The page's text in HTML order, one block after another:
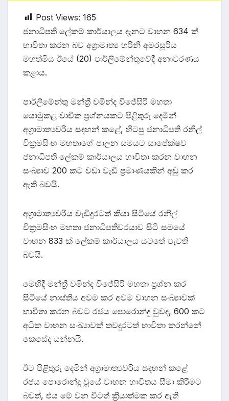
Post Views: 165
ජනාධිපති ලේකම් කාර්යාලය දැනට වාහන 634 ක්
භාවිතා කරන බව අග්‍රාමාත්‍ය හරිනි අමරසූරිය
මහත්මිය ඊයේ (20) පාර්ලිමේන්තුවේදී අනාවරණය
කළාය.
පාර්ලිමේන්තු මන්ත්‍රී චමින්ද විජේසිරි මහතා
යොමුකළ වාචික ප්‍රශ්නයකට පිළිතුරු දෙමින්
අග්‍රාමාත්‍යවරිය සඳහන් කළේ, හිටපු ජනාධිපති රනිල්
වික්‍රමසිංහ මහතාගේ පාලන සමයට සාපේක්ෂව
ජනාධිපති ලේකම් කාර්යාලය භාවිතා කරන වාහන
සංඛ්‍යාව 200 කට වඩා වැඩි ප්‍රමාණයකින් අඩු කර
ඇති බවයි.
අග්‍රාමාත්‍යවරිය වැඩිදුරටත් කියා සිටියේ රනිල්
වික්‍රමසිංහ මහතා ජනාධිපතිවරයාව සිටි සමයේ
වාහන 833 ක් ලේකම් කාර්යාලය යටතේ පැවති
බවයි.
මෙහිදී මන්ත්‍රී චමින්ද විජේසිරි මහතා ප්‍රශ්න කර
සිටියේ නාස්තිය අවම කර අවම වාහන සංඛ්‍යාවක්
භාවිතා කරන බවට රජය පොරොන්දු වුවද, 600 කට
අධික වාහන සංඛ්‍යාවක් තවදුරටත් භාවිතා කරන්නේ
කෙසේද යන්නයි.
ඊට පිළිතුරු දෙමින් අග්‍රාමාත්‍යවරිය සඳහන් කළේ
රජය පොරොන්දු වූයේ වාහන භාවිතය සීමා කිරීමට
බවත්, එය මේ වන විටත් ක්‍රියාත්මක කර ඇති